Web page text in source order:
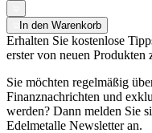
In den Warenkorb
Erhalten Sie kostenlose
erster von neuen Produkten
Sie möchten regelmäßig
Finanznachrichten und
werden? Dann melden Sie
Edelmetalle Newsletter an.